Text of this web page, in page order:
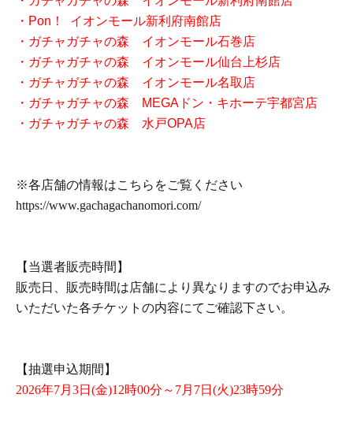
・Pon！ イオンモール新利府南館店
・ガチャガチャの森 イオンモール石巻店
・ガチャガチャの森 イオンモール仙台上杉店
・ガチャガチャの森 イオンモール名取店
・ガチャガチャの森 MEGAドン・キホーテ宇都宮店
・ガチャガチャの森 水戸OPA店
※各店舗の情報はこちらをご覧ください
https://www.gachagachanomori.com/
【当選者販売時間】
販売日、販売時間は店舗により異なりますのでお申込み
いただいた各チケットの内容にてご確認下さい。
【抽選申込期間】
2026年7月3日(金)12時00分～7月7日(火)23時59分